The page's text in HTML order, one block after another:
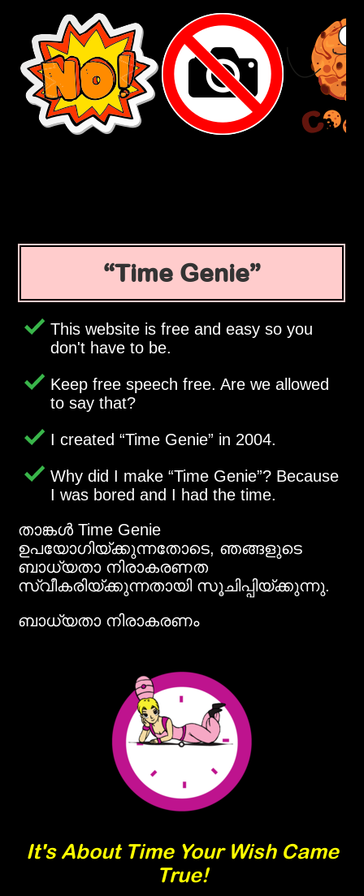
Time Genie
This website is free and easy so you
don't have to be.
Keep free speech free. Are we allowed
to say that?
I created Time Genie in 2004.
Why did I make Time Genie ? Because
I was bored and I had the time.
താങ്കള്‍ Time Genie
ഉപയോഗിയ്ക്കുന്നതോടെ, ഞങ്ങളുടെ
ബാധ്യതാ നിരാകരണത
സ്വീകരിയ്ക്കുന്നതായി സൂചിപ്പിയ്ക്കുന്നു.
ബാധ്യതാ നിരാകരണം
It's About Time Your Wish Came
True!